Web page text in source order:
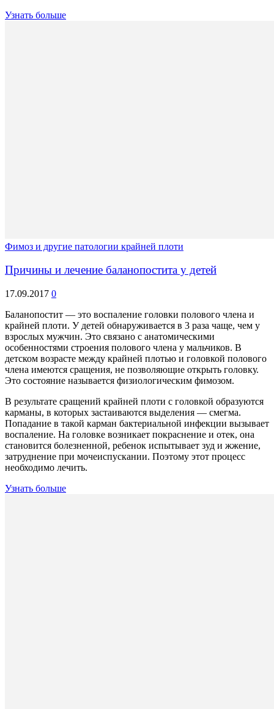
Узнать больше
Фимоз и другие патологии крайней плоти
Причины и лечение баланопостита у детей
17.09.2017 0
Баланопостит — это воспаление головки полового члена и
крайней плоти. У детей обнаруживается в 3 раза чаще, чем у
взрослых мужчин. Это связано с анатомическими
особенностями строения полового члена у мальчиков. В
детском возрасте между крайней плотью и головкой полового
члена имеются сращения, не позволяющие открыть головку.
Это состояние называется физиологическим фимозом.
В результате сращений крайней плоти с головкой образуются
карманы, в которых застаиваются выделения — смегма.
Попадание в такой карман бактериальной инфекции вызывает
воспаление. На головке возникает покраснение и отек, она
становится болезненной, ребенок испытывает зуд и жжение,
затруднение при мочеиспускании. Поэтому этот процесс
необходимо лечить.
Узнать больше